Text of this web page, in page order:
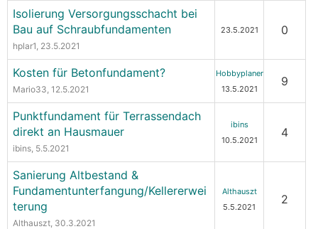
Isolierung Versorgungsschacht bei
Bau auf Schraubfundamenten
hplar1, 23.5.2021
23.5.2021 0
Kosten für Betonfundament?
Mario33, 12.5.2021
Hobbyplaner
13.5.2021
9
Punktfundament für Terrassendach
direkt an Hausmauer
ibins, 5.5.2021
ibins
10.5.2021
4
Sanierung Altbestand &
Fundamentunterfangung/Kellererwei
terung
Althauszt, 30.3.2021
Althauszt
5.5.2021
2